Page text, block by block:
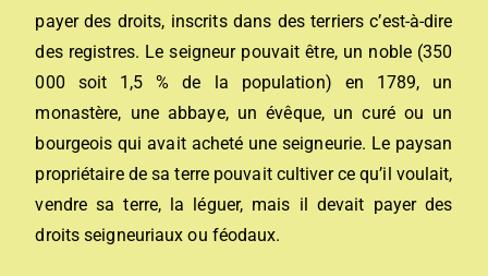
payer des droits, inscrits dans des terriers c’est-à-dire
des registres. Le seigneur pouvait être, un noble (350
000 soit 1,5 % de la population) en 1789, un
monastère, une abbaye, un évêque, un curé ou un
bourgeois qui avait acheté une seigneurie. Le paysan
propriétaire de sa terre pouvait cultiver ce qu’il voulait,
vendre sa terre, la léguer, mais il devait payer des
droits seigneuriaux ou féodaux.